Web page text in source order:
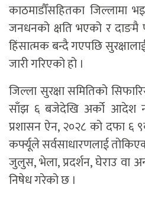
काठमाडौँसहितका जिल्लामा
जनधनको क्षति भएको र दाङमै
हिंसात्मक बन्दै गएपछि
जारी गरिएको हो ।
जिल्ला सुरक्षा समितिको
साँझ ६ बजेदेखि अर्को आदेश
प्रशासन ऐन, २०२८ को दफा ६
कर्फ्यूले सर्वसाधारणलाई
जुलुस, भेला, प्रदर्शन, घेराउ वा
निषेध गरेको छ ।